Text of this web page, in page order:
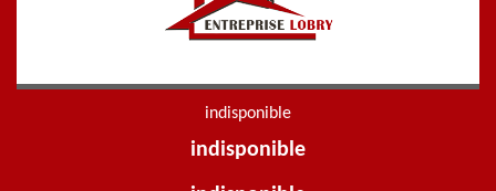
indisponible
indisponible